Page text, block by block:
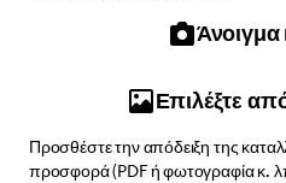
Άνοιγμα
Επιλέξτε
Προσθέστε την απόδειξη της
προσφορά (PDF ή φωτογραφία κ.